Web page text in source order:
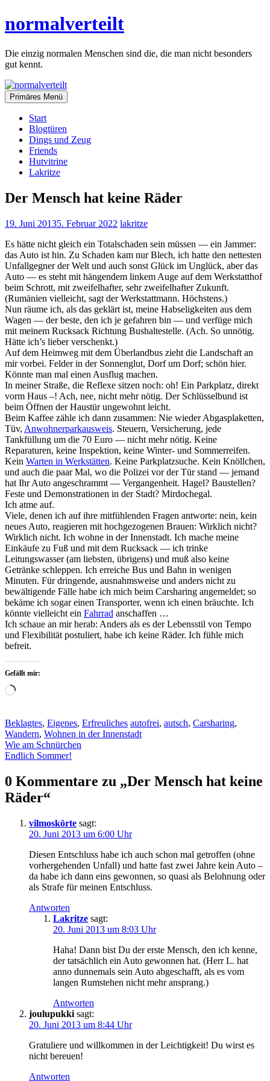
Inhalt
normalverteilt
Die einzig normalen Menschen sind die, die man nicht besonders
gut kennt.
Primäres Menü
Start
Blogtüren
Dings und Zeug
Friends
Hutvitrine
Lakritze
Der Mensch hat keine Räder
19. Juni 20135. Februar 2022 lakritze
Es hätte nicht gleich ein Totalschaden sein müssen — ein Jammer:
das Auto ist hin. Zu Schaden kam nur Blech, ich hatte den nettesten
Unfallgegner der Welt und auch sonst Glück im Unglück, aber das
Auto — es steht mit hängendem linkem Auge auf dem Werkstatthof
beim Schrott, mit zweifelhafter, sehr zweifelhafter Zukunft.
(Rumänien vielleicht, sagt der Werkstattmann. Höchstens.)
Nun räume ich, als das geklärt ist, meine Habseligkeiten aus dem
Wagen — der beste, den ich je gefahren bin — und verfüge mich
mit meinem Rucksack Richtung Bushaltestelle. (Ach. So unnötig.
Hätte ich’s lieber verschenkt.)
Auf dem Heimweg mit dem Überlandbus zieht die Landschaft an
mir vorbei. Felder in der Sonnenglut, Dorf um Dorf; schön hier.
Könnte man mal einen Ausflug machen.
In meiner Straße, die Reflexe sitzen noch: oh! Ein Parkplatz, direkt
vorm Haus –! Ach, nee, nicht mehr nötig. Der Schlüsselbund ist
beim Öffnen der Haustür ungewohnt leicht.
Beim Kaffee zähle ich dann zusammen: Nie wieder Abgasplaketten,
Tüv, Anwohnerparkausweis. Steuern, Versicherung, jede
Tankfüllung um die 70 Euro — nicht mehr nötig. Keine
Reparaturen, keine Inspektion, keine Winter- und Sommerreifen.
Kein Warten in Werkstätten. Keine Parkplatzsuche. Kein Knöllchen,
und auch die paar Mal, wo die Polizei vor der Tür stand — jemand
hat Ihr Auto angeschrammt — Vergangenheit. Hagel? Baustellen?
Feste und Demonstrationen in der Stadt? Mirdochegal.
Ich atme auf.
Viele, denen ich auf ihre mitfühlenden Fragen antworte: nein, kein
neues Auto, reagieren mit hochgezogenen Brauen: Wirklich nicht?
Wirklich nicht. Ich wohne in der Innenstadt. Ich mache meine
Einkäufe zu Fuß und mit dem Rucksack — ich trinke
Leitungswasser (am liebsten, übrigens) und muß also keine
Getränke schleppen. Ich erreiche Bus und Bahn in wenigen
Minuten. Für dringende, ausnahmsweise und anders nicht zu
bewältigende Fälle habe ich mich beim Carsharing angemeldet; so
bekäme ich sogar einen Transporter, wenn ich einen bräuchte. Ich
könnte vielleicht ein Fahrrad anschaffen …
Ich schaue an mir herab: Anders als es der Lebensstil von Tempo
und Flexibilität postuliert, habe ich keine Räder. Ich fühle mich
befreit.
Gefällt mir:
Wird
Beklagtes, Eigenes, Erfreuliches autofrei, autsch, Carsharing,
Wandern, Wohnen in der Innenstadt
Beitragsnavigation
Wie am Schnürchen
Endlich Sommer!
0 Kommentare zu „Der Mensch hat keine
Räder“
vilmoskörte sagt:
20. Juni 2013 um 6:00 Uhr
Diesen Entschluss habe ich auch schon mal getroffen (ohne
vorhergehenden Unfall) und hatte fast zwei Jahre kein Auto –
da habe ich dann eins gewonnen, so quasi als Belohnung oder
als Strafe für meinen Entschluss.
Antworten
Lakritze sagt:
20. Juni 2013 um 8:03 Uhr
Haha! Dann bist Du der erste Mensch, den ich kenne,
der tatsächlich ein Auto gewonnen hat. (Herr L. hat
anno dunnemals sein Auto abgeschafft, als es vom
langen Rumstehen nicht mehr ansprang.)
Antworten
joulupukki sagt:
20. Juni 2013 um 8:44 Uhr
Gratuliere und willkommen in der Leichtigkeit! Du wirst es
nicht bereuen!
Antworten